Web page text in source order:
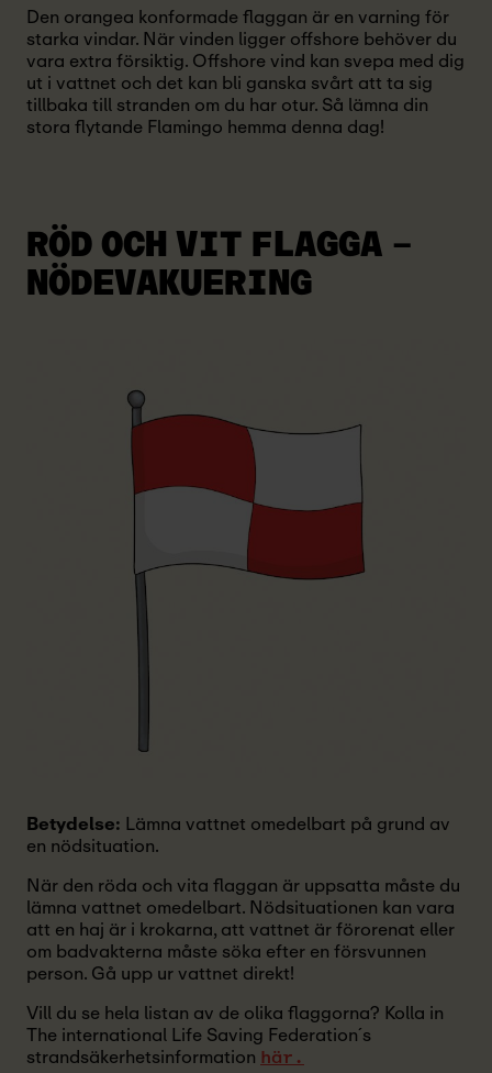
Den orangea konformade flaggan är en varning för
starka vindar. När vinden ligger offshore behöver du
vara extra försiktig. Offshore vind kan svepa med dig
ut i vattnet och det kan bli ganska svårt att ta sig
tillbaka till stranden om du har otur. Så lämna din
stora flytande Flamingo hemma denna dag!
RÖD OCH VIT FLAGGA –
NÖDEVAKUERING
Betydelse: Lämna vattnet omedelbart på grund av
en nödsituation.
När den röda och vita flaggan är uppsatta måste du
lämna vattnet omedelbart. Nödsituationen kan vara
att en haj är i krokarna, att vattnet är förorenat eller
om badvakterna måste söka efter en försvunnen
person. Gå upp ur vattnet direkt!
Vill du se hela listan av de olika flaggorna? Kolla in
The international Life Saving Federation´s
strandsäkerhetsinformation här.